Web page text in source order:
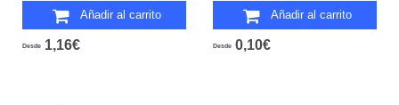
Añadir al carrito
Desde 1,16€
Añadir al carrito
Desde 0,10€